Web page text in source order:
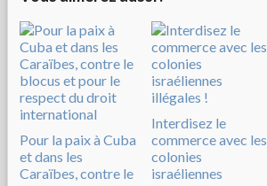
Pour la paix à Cuba
et dans les
Caraïbes, contre le
Interdisez le
commerce avec les
colonies
israéliennes